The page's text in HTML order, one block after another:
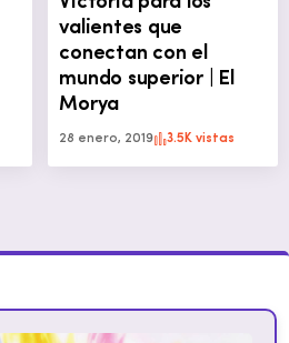
valientes que
conectan con el
mundo superior | El
Morya
28 enero, 2019 3.5K vistas